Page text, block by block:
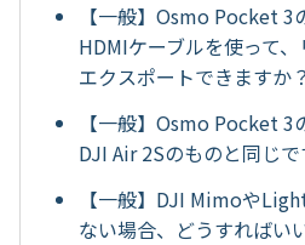
【一般】Osmo Pocket 3
HDMIケーブルを使って
エクスポートできますか？
【一般】Osmo Pocket 3
DJI Air 2Sのものと同じで
【一般】DJI Mimoや
ない場合、どうすればい